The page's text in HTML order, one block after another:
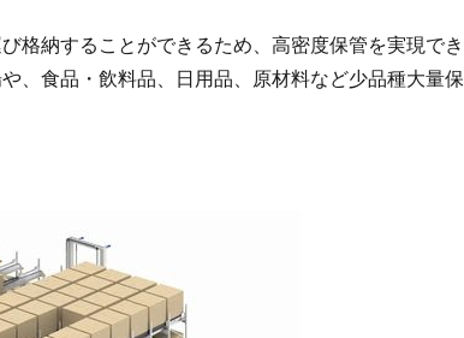
格納することができるため、高密度保管を実現でき
、食品・飲料品、日用品、原材料など少品種大量保